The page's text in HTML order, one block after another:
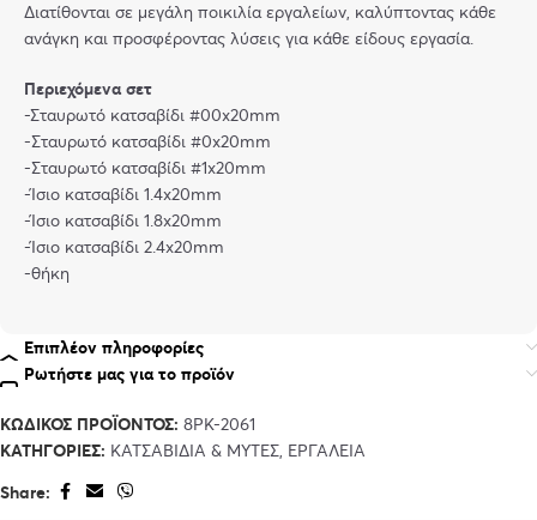
Διατίθονται σε μεγάλη ποικιλία εργαλείων, καλύπτοντας κάθε
ανάγκη και προσφέροντας λύσεις για κάθε είδους εργασία.
Περιεχόμενα σετ
-Σταυρωτό κατσαβίδι #00x20mm
-Σταυρωτό κατσαβίδι #0x20mm
-Σταυρωτό κατσαβίδι #1x20mm
-Ίσιο κατσαβίδι 1.4x20mm
-Ίσιο κατσαβίδι 1.8x20mm
-Ίσιο κατσαβίδι 2.4x20mm
-θήκη
Επιπλέον πληροφορίες
Ρωτήστε μας για το προϊόν
ΚΩΔΙΚΌΣ ΠΡΟΪΌΝΤΟΣ: 8PK-2061
ΚΑΤΗΓΟΡΊΕΣ: ΚΑΤΣΑΒΊΔΙΑ & ΜΎΤΕΣ, ΕΡΓΑΛΕΊΑ
Share: